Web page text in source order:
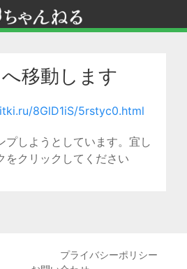
移動します
8GlD1iS/5rstyc0.html
プしようとしています。宜し
をクリックしてください
プライバシーポリシー